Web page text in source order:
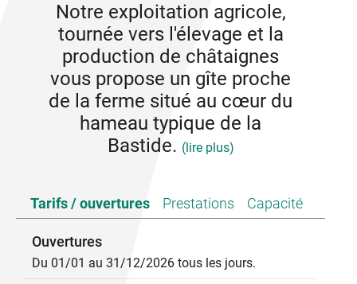
Notre exploitation agricole,
tournée vers l'élevage et la
production de châtaignes
vous propose un gîte proche
de la ferme situé au cœur du
hameau typique de la
Bastide. (lire plus)
construit sur un piton basaltique aux contreforts du
plateau du Coiron, ou calme et tranquillité berceront
Tarifs / ouvertures Prestations Capacité
Ouvertures
Du 01/01 au 31/12/2026 tous les jours.